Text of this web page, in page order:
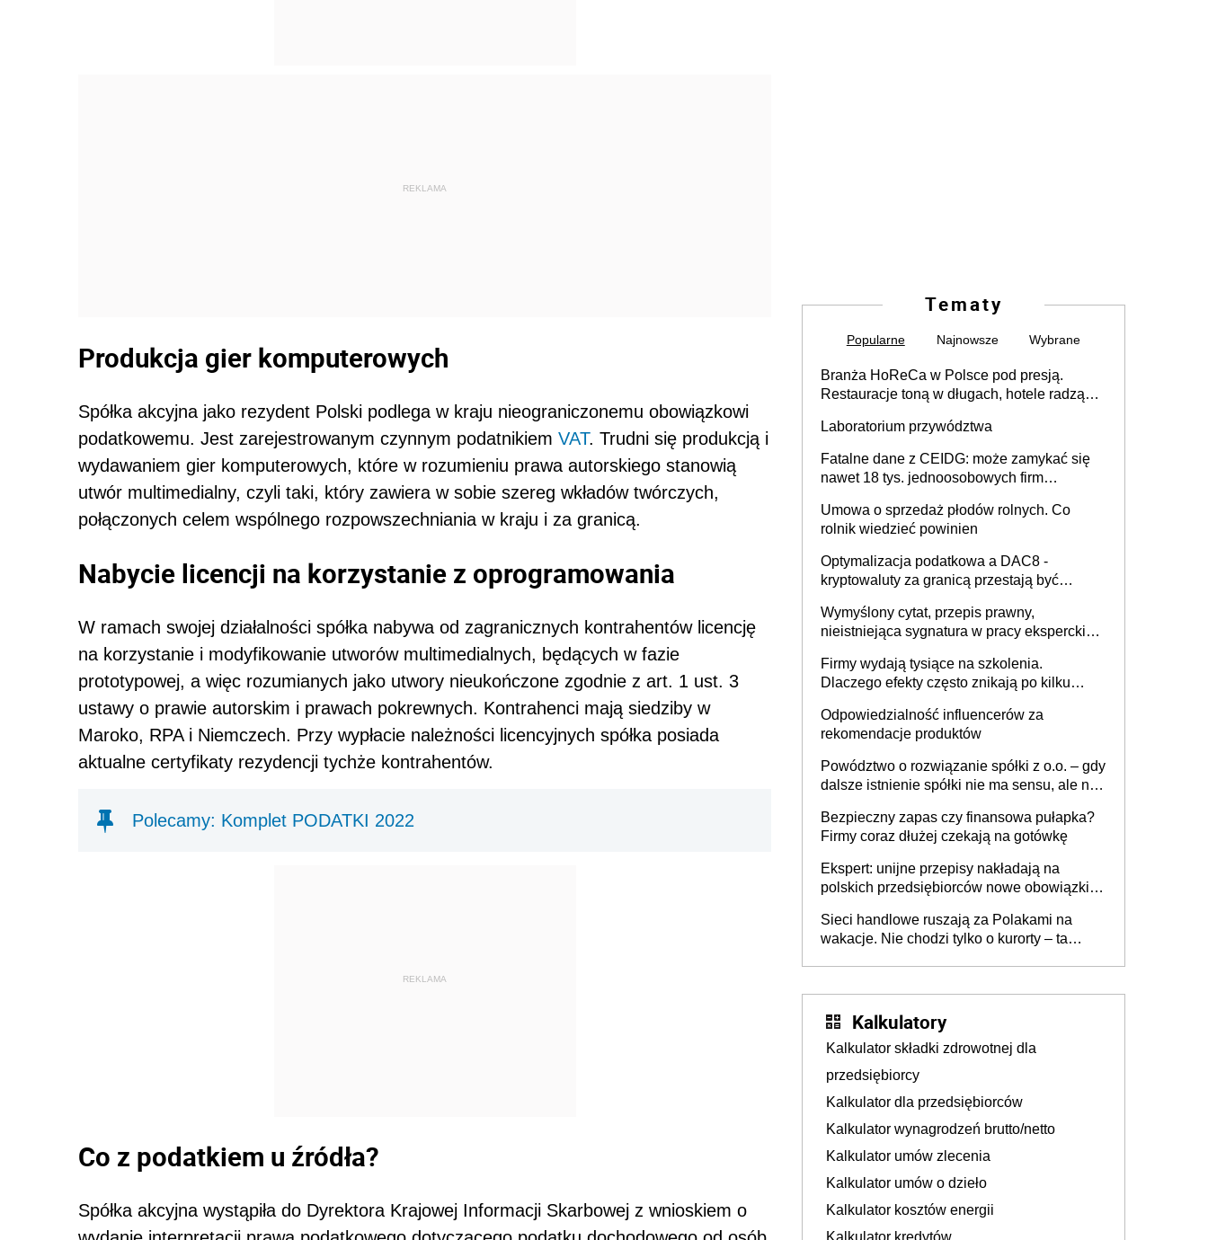
REKLAMA
Produkcja gier komputerowych
Spółka akcyjna jako rezydent Polski podlega w kraju nieograniczonemu obowiązkowi
podatkowemu. Jest zarejestrowanym czynnym podatnikiem VAT. Trudni się produkcją i
wydawaniem gier komputerowych, które w rozumieniu prawa autorskiego stanowią
utwór multimedialny, czyli taki, który zawiera w sobie szereg wkładów twórczych,
połączonych celem wspólnego rozpowszechniania w kraju i za granicą.
Nabycie licencji na korzystanie z oprogramowania
W ramach swojej działalności spółka nabywa od zagranicznych kontrahentów licencję
na korzystanie i modyfikowanie utworów multimedialnych, będących w fazie
prototypowej, a więc rozumianych jako utwory nieukończone zgodnie z art. 1 ust. 3
ustawy o prawie autorskim i prawach pokrewnych. Kontrahenci mają siedziby w
Maroko, RPA i Niemczech. Przy wypłacie należności licencyjnych spółka posiada
aktualne certyfikaty rezydencji tychże kontrahentów.
Polecamy: Komplet PODATKI 2022
REKLAMA
Co z podatkiem u źródła?
Spółka akcyjna wystąpiła do Dyrektora Krajowej Informacji Skarbowej z wnioskiem o
Tematy
Popularne Najnowsze Wybrane
Branża HoReCa w Polsce pod presją.
Restauracje toną w długach, hotele radzą
Laboratorium przywództwa
Fatalne dane z CEIDG: może zamykać się
nawet 18 tys. jednoosobowych firm
Umowa o sprzedaż płodów rolnych. Co
rolnik wiedzieć powinien
Optymalizacja podatkowa a DAC8 -
kryptowaluty za granicą przestają być
Wymyślony cytat, przepis prawny,
nieistniejąca sygnatura w pracy eksperckiej -
firmie
Firmy wydają tysiące na szkolenia.
Dlaczego efekty często znikają po kilku
Odpowiedzialność influencerów za
rekomendacje produktów
Powództwo o rozwiązanie spółki z o.o. – gdy
dalsze istnienie spółki nie ma sensu, ale nie
Bezpieczny zapas czy finansowa pułapka?
Firmy coraz dłużej czekają na gotówkę
Ekspert: unijne przepisy nakładają na
polskich przedsiębiorców nowe obowiązki w
Sieci handlowe ruszają za Polakami na
wakacje. Nie chodzi tylko o kurorty – ta
Kalkulatory
Kalkulator składki zdrowotnej dla
przedsiębiorcy
Kalkulator dla przedsiębiorców
Kalkulator wynagrodzeń brutto/netto
Kalkulator umów zlecenia
Kalkulator umów o dzieło
Kalkulator kosztów energii
Kalkulator kredytów